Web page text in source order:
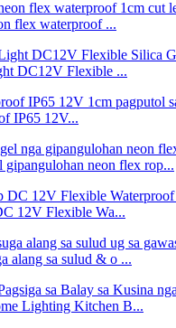
flex waterproof ...
DC12V Flexible ...
IP65 12V...
neon flex rop...
12V Flexible Wa...
alang sa sulud & o ...
Lighting Kitchen B...